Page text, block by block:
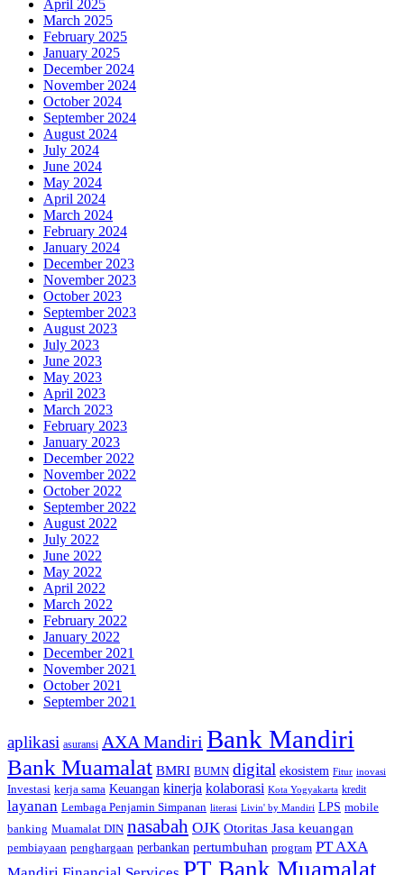
April 2025
March 2025
February 2025
January 2025
December 2024
November 2024
October 2024
September 2024
August 2024
July 2024
June 2024
May 2024
April 2024
March 2024
February 2024
January 2024
December 2023
November 2023
October 2023
September 2023
August 2023
July 2023
June 2023
May 2023
April 2023
March 2023
February 2023
January 2023
December 2022
November 2022
October 2022
September 2022
August 2022
July 2022
June 2022
May 2022
April 2022
March 2022
February 2022
January 2022
December 2021
November 2021
October 2021
September 2021
aplikasi asuransi AXA Mandiri Bank Mandiri
Bank Muamalat BMRI BUMN digital ekosistem Fitur inovasi
Investasi kerja sama Keuangan kinerja kolaborasi Kota Yogyakarta kredit
layanan Lembaga Penjamin Simpanan literasi Livin' by Mandiri LPS mobile
banking Muamalat DIN nasabah OJK Otoritas Jasa keuangan
pembiayaan penghargaan perbankan pertumbuhan program PT AXA